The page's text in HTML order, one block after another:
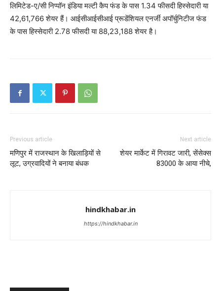
लिमिटेड-ए/सी निप्पॉन इंडिया मल्टी कैप फंड के पास 1.34 फीसदी हिस्सेदारी या
42,61,766 शेयर हैं। आईसीआईसीआई प्रूडेंशियल एनर्जी अपॉर्चुनिटीज फंड
के पास हिस्सेदारी 2.78 फीसदी या 88,23,188 शेयर है।
Previous article
मणिपुर में राजस्थान के खिलाड़ियों से
लूट, उग्रवादियों ने बनाया बंधक
Next article
शेयर मार्केट में गिरावट जारी, सेंसेक्स
83000 के आया नीचे,
hindkhabar.in
https://hindkhabar.in